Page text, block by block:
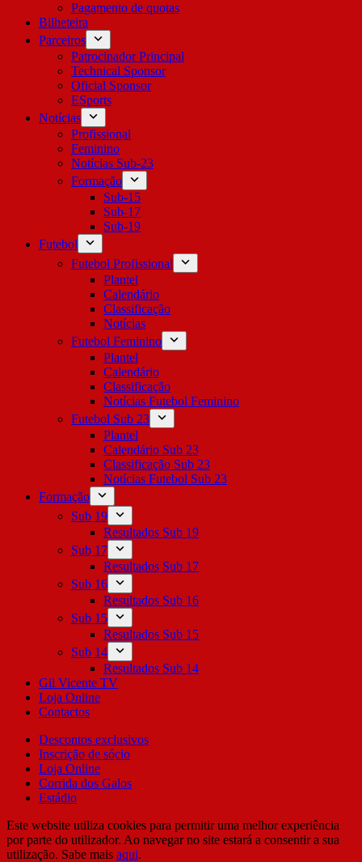
Pagamento de quotas
Bilheteira
Parceiros
Patrocinador Principal
Technical Sponsor
Oficial Sponsor
ESports
Notícias
Profissional
Feminino
Notícias Sub-23
Formação
Sub-15
Sub-17
Sub-19
Futebol
Futebol Profissional
Plantel
Calendário
Classificação
Notícias
Futebol Feminino
Plantel
Calendário
Classificação
Notícias Futebol Feminino
Futebol Sub 23
Plantel
Calendário Sub 23
Classificação Sub 23
Notícias Futebol Sub 23
Formação
Sub 19
Resultados Sub 19
Sub 17
Resultados Sub 17
Sub 16
Resultados Sub 16
Sub 15
Resultados Sub 15
Sub 14
Resultados Sub 14
Gil Vicente TV
Loja Online
Contactos
Descontos exclusivos
Inscrição de sócio
Loja Online
Corrida dos Galos
Estádio
Este website utiliza cookies para permitir uma melhor experiência
por parte do utilizador. Ao navegar no site estará a consentir a sua
utilização. Sabe mais aqui.